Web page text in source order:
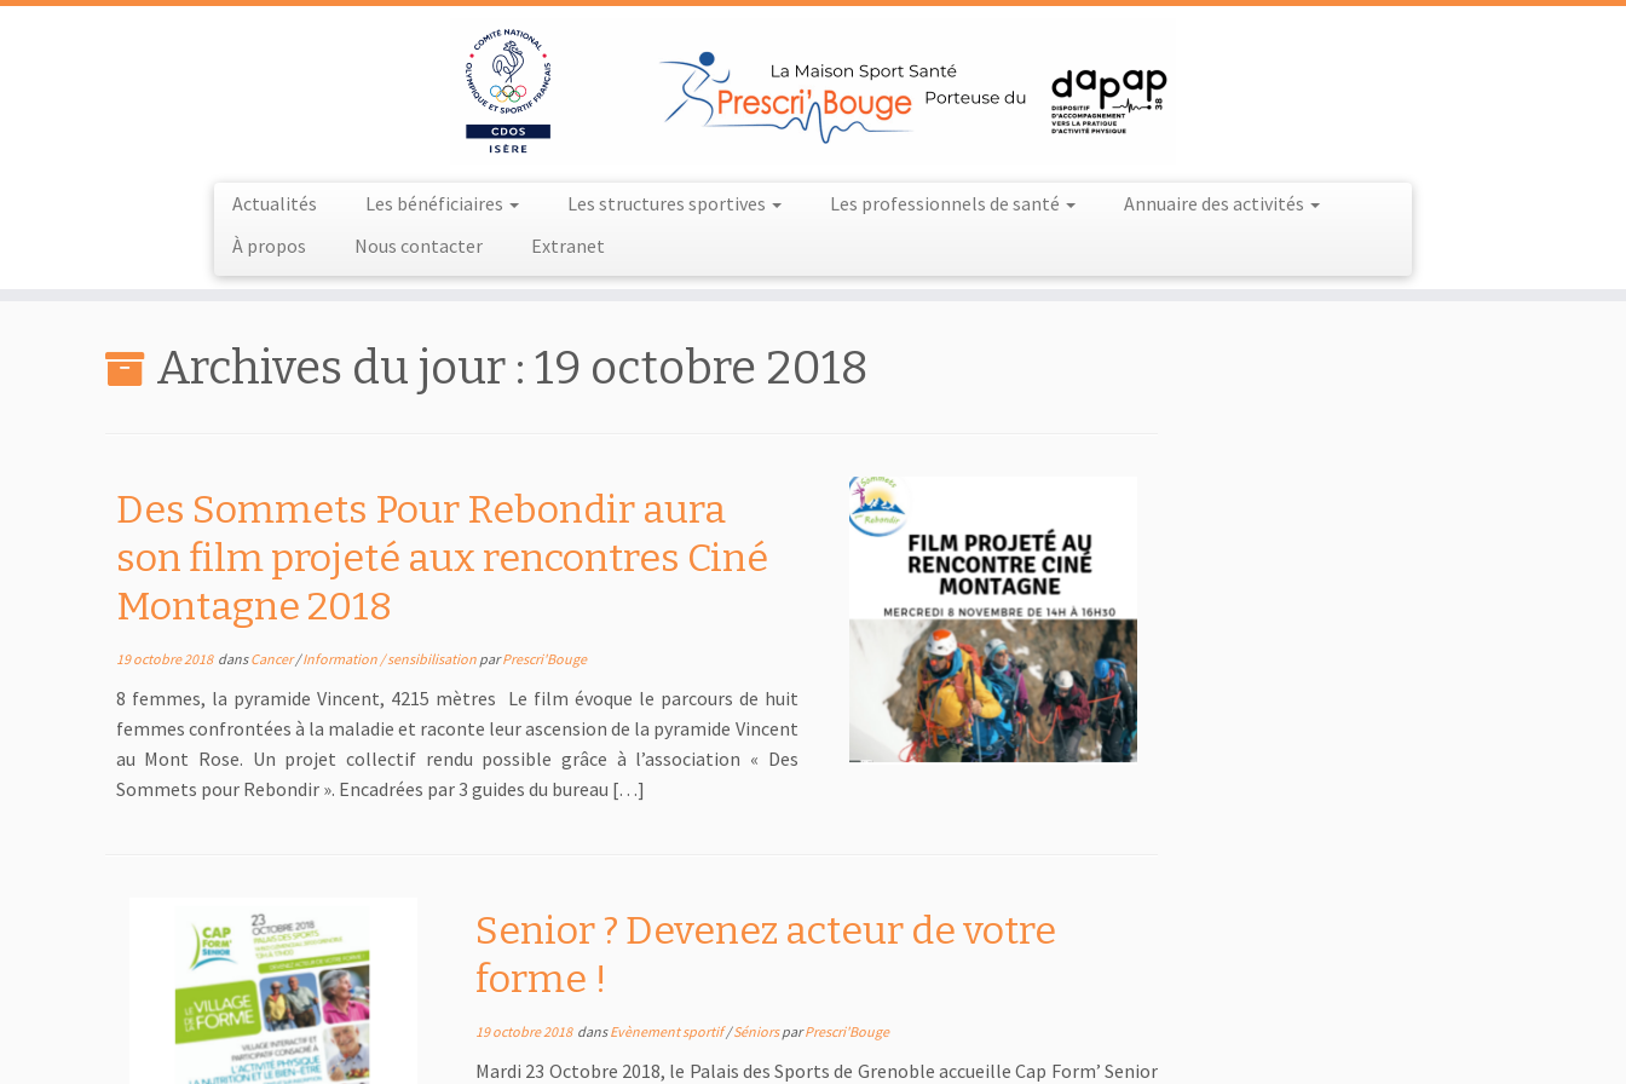
Actualités Les bénéficiaires Les structures sportives Les professionnels de santé
Annuaire des activités
À propos
Nous contacter Extranet
Archives du jour : 19 octobre 2018
Des Sommets Pour Rebondir aura
son film projeté aux rencontres Ciné
Montagne 2018
19 octobre 2018dansCancer/Information / sensibilisation parPrescri'Bouge
8 femmes, la pyramide Vincent, 4215 mètres Le film évoque le parcours de huit
femmes confrontées à la maladie et raconte leur ascension de la pyramide Vincent
au Mont Rose. Un projet collectif rendu possible grâce à l’association « Des
Sommets pour Rebondir ». Encadrées par 3 guides du bureau […]
Senior ? Devenez acteur de votre
forme !
19 octobre 2018dansEvènement sportif/SéniorsparPrescri'Bouge
Mardi 23 Octobre 2018, le Palais des Sports de Grenoble accueille Cap Form’ Senior